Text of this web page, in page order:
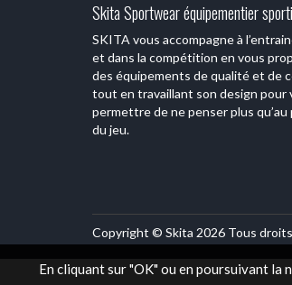
En cliquant sur "OK" ou en poursuivant
Skita Sportwear équipementier
SKITA vous accompagne à
et dans la compétition en vous
des équipements de qualité et de
tout en travaillant son design pour
permettre de ne penser plus qu’au
du jeu.
Copyright © Skita 2026 Tous